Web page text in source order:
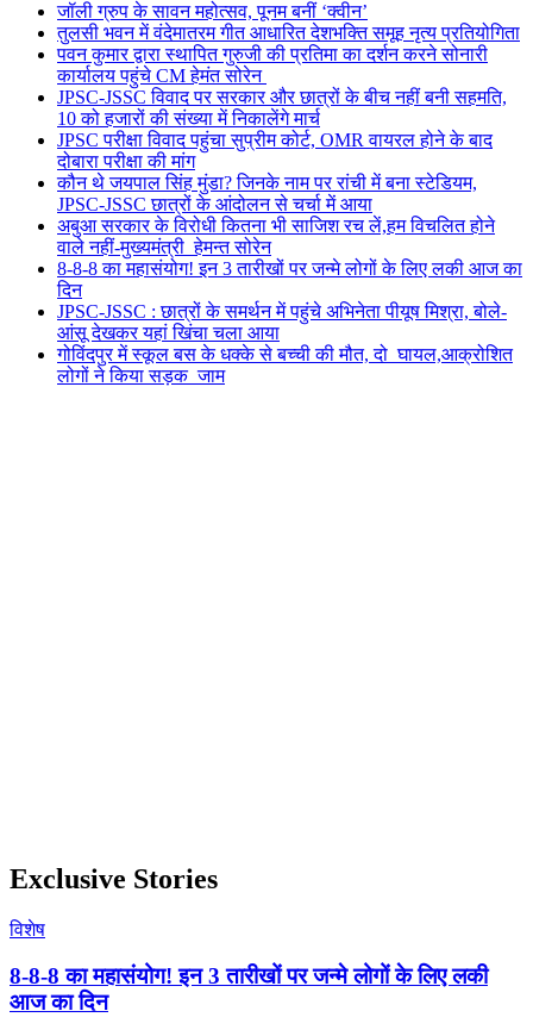
जॉली ग्रुप के सावन महोत्सव, पूनम बनीं ‘क्वीन’
तुलसी भवन में वंदेमातरम गीत आधारित देशभक्ति समूह नृत्य प्रतियोगिता
पवन कुमार द्वारा स्थापित गुरुजी की प्रतिमा का दर्शन करने सोनारी
कार्यालय पहुंचे CM हेमंत सोरेन
JPSC-JSSC विवाद पर सरकार और छात्रों के बीच नहीं बनी सहमति,
10 को हजारों की संख्या में निकालेंगे मार्च
JPSC परीक्षा विवाद पहुंचा सुप्रीम कोर्ट, OMR वायरल होने के बाद
दोबारा परीक्षा की मांग
कौन थे जयपाल सिंह मुंडा? जिनके नाम पर रांची में बना स्टेडियम,
JPSC-JSSC छात्रों के आंदोलन से चर्चा में आया
अबुआ सरकार के विरोधी कितना भी साजिश रच लें,हम विचलित होने
वाले नहीं-मुख्यमंत्री हेमन्त सोरेन
8-8-8 का महासंयोग! इन 3 तारीखों पर जन्मे लोगों के लिए लकी आज का
दिन
JPSC-JSSC : छात्रों के समर्थन में पहुंचे अभिनेता पीयूष मिश्रा, बोले-
आंसू देखकर यहां खिंचा चला आया
गोविंदपुर में स्कूल बस के धक्के से बच्ची की मौत, दो घायल,आक्रोशित
लोगों ने किया सड़क जाम
Exclusive Stories
विशेष
8-8-8 का महासंयोग! इन 3 तारीखों पर जन्मे लोगों के लिए लकी
आज का दिन